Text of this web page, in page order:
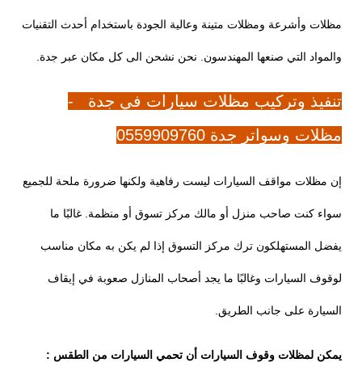
مظلات وأشرعة ومظلات متينة وعالية الجودة باستخدام أحدث التقنيات
والمواد التي صنعها المهندسون. نحن نشحن الى كل مكان عبر جدة.
تنفيذ وتركيب مظلات سيارات في جدة -
مظلات وسواتر جدة 0559909760
إن مظلات مواقف السيارات ليست رفاهية ولكنها ضرورة ملحة للجميع
سواء كنت صاحب منزل أو مالك مركز تسوق أو منظمة. غالبًا ما
يفضل المستهلكون ترك مركز التسوق إذا لم يكن به مكان مناسب
لوقوف السيارات وغالبًا ما يجد أصحاب المنازل صعوبة في إيقاف
السيارة على جانب الطريق.
يمكن لمظلات وقوف السيارات أن تحمي السيارات من الطقس :